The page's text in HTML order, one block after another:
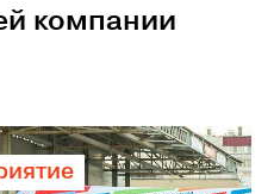
компании